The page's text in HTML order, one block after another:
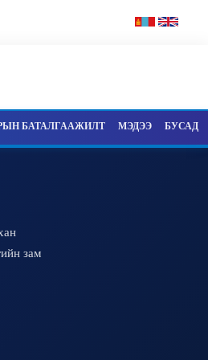
БАТАЛГААЖИЛТ МЭДЭЭ БУСАД
зам